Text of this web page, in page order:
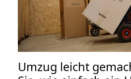
Umzug leicht